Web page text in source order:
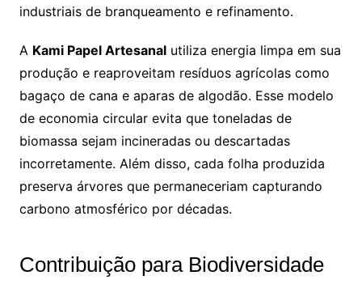
industriais de branqueamento e refinamento.
A Kami Papel Artesanalutiliza energia limpa em sua
produção e reaproveitam resíduos agrícolas como
bagaço de cana e aparas de algodão. Esse modelo
de economia circular evita que toneladas de
biomassa sejam incineradas ou descartadas
incorretamente. Além disso, cada folha produzida
preserva árvores que permaneceriam capturando
carbono atmosférico por décadas.
Contribuição para Biodiversidade